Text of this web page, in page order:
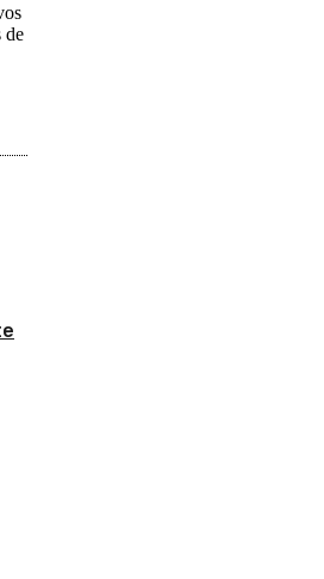
de